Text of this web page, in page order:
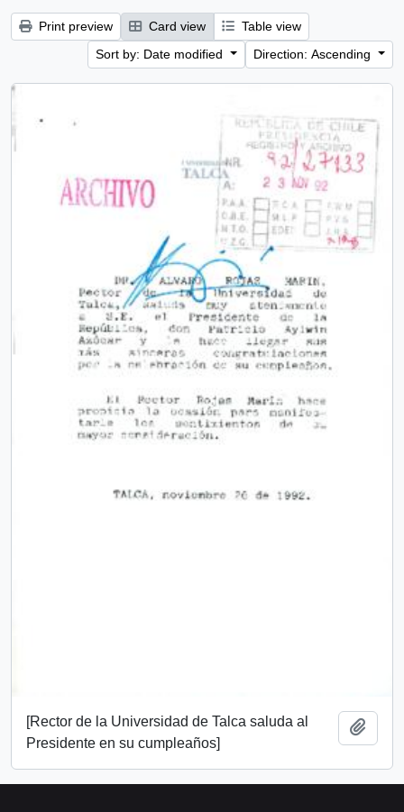
Print preview Card view
Table view
Sort by: Date modified
Direction: Ascending
[Rector de la Universidad de Talca saluda al
Presidente en su cumpleaños]